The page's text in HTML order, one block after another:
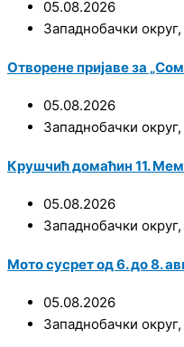
05.08.2026
Западнобачки округ,
Отворене пријаве за
05.08.2026
Западнобачки округ,
Крушчић домаћин 11.
05.08.2026
Западнобачки округ,
Мото сусрет од 6. до 8.
05.08.2026
Западнобачки округ,